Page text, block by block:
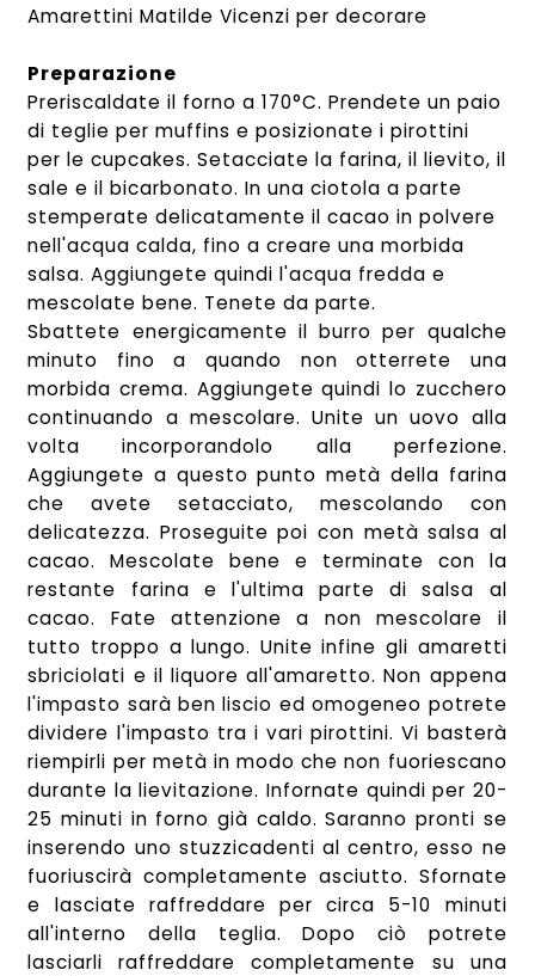
Amarettini Matilde Vicenzi per decorare
Preparazione
Preriscaldate il forno a 170°C. Prendete un paio
di teglie per muffins e posizionate i pirottini
per le cupcakes. Setacciate la farina, il lievito, il
sale e il bicarbonato. In una ciotola a parte
stemperate delicatamente il cacao in polvere
nell'acqua calda, fino a creare una morbida
salsa. Aggiungete quindi l'acqua fredda e
mescolate bene. Tenete da parte.
Sbattete energicamente il burro per qualche
minuto fino a quando non otterrete una
morbida crema. Aggiungete quindi lo zucchero
continuando a mescolare. Unite un uovo alla
volta incorporandolo alla perfezione.
Aggiungete a questo punto metà della farina
che avete setacciato, mescolando con
delicatezza. Proseguite poi con metà salsa al
cacao. Mescolate bene e terminate con la
restante farina e l'ultima parte di salsa al
cacao. Fate attenzione a non mescolare il
tutto troppo a lungo. Unite infine gli amaretti
sbriciolati e il liquore all'amaretto. Non appena
l'impasto sarà ben liscio ed omogeneo potrete
dividere l'impasto tra i vari pirottini. Vi basterà
riempirli per metà in modo che non fuoriescano
durante la lievitazione. Infornate quindi per 20-
25 minuti in forno già caldo. Saranno pronti se
inserendo uno stuzzicadenti al centro, esso ne
fuoriuscirà completamente asciutto. Sfornate
e lasciate raffreddare per circa 5-10 minuti
all'interno della teglia. Dopo ciò potrete
lasciarli raffreddare completamente su una